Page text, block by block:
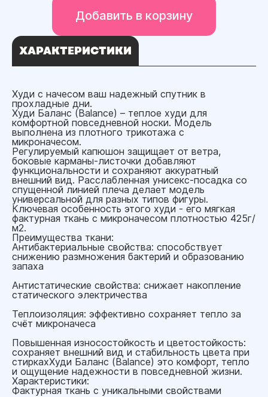
Добавить в корзину
ХАРАКТЕРИСТИКИ
Худи с начесом ваш надежный спутник в
прохладные дни.
Худи Баланс (Balance) – теплое худи для
комфортной повседневной носки. Модель
выполнена из плотного трикотажа с
микроначесом.
Регулируемый капюшон защищает от ветра,
боковые карманы-листочки добавляют
функциональности и сохраняют аккуратный
внешний вид. Расслабленная унисекс-посадка со
спущенной линией плеча делает модель
универсальной для разных типов фигуры.
Ключевая особенность этого худи - его мягкая
фактурная ткань с микроначесом плотностью 425г/
м2.
Преимущества ткани:
Антибактериальные свойства: способствует
снижению размножения бактерий и образованию
запаха
Антистатические свойства: снижает накопление
статического электричества
Теплоизоляция: эффективно сохраняет тепло за
счёт микроначеса
Повышенная износостойкость и цветостойкость:
сохраняет внешний вид и стабильность цвета при
стиркахХуди Баланс (Balance) это комфорт, тепло
и ощущение надежности в повседневной жизни.
Характеристики:
Фактурная ткань с уникальными свойствами